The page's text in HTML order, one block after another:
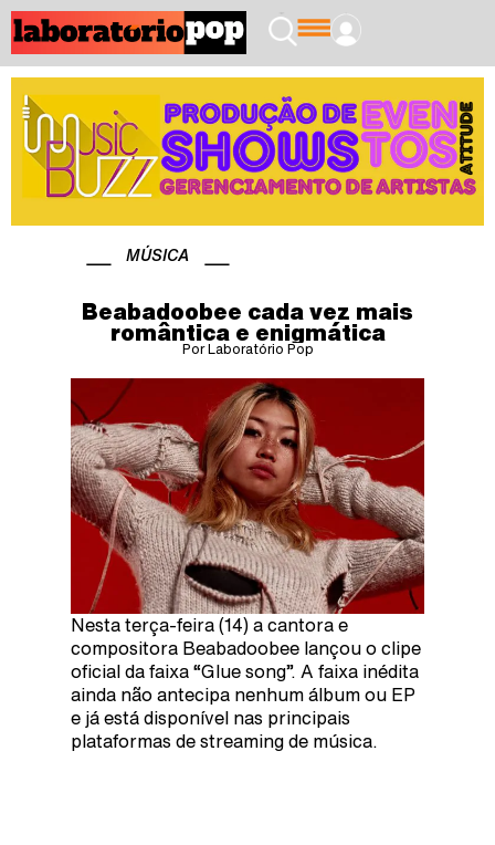
MÚSICA
Beabadoobee cada vez mais
romântica e enigmática
Por Laboratório Pop
Nesta terça-feira (14) a cantora e
compositora Beabadoobee lançou o clipe
oficial da faixa “Glue song”. A faixa inédita
ainda não antecipa nenhum álbum ou EP
e já está disponível nas principais
plataformas de streaming de música.